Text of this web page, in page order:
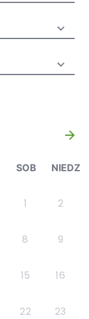
młodzieży
»
SOB NIEDZ
1 2
8 9
15 16
22 23